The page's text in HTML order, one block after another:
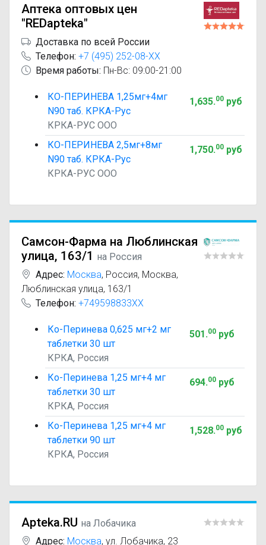
Аптека оптовых цен
"REDapteka"
Доставка по всей России
Телефон: +7 (495) 252-08-XX
Время работы: Пн-Вс: 09:00-21:00
КО-ПЕРИНЕВА 1,25мг+4мг
N90 таб. КРКА-Рус
КРКА-РУС ООО
1,635.00руб
КО-ПЕРИНЕВА 2,5мг+8мг
N90 таб. КРКА-Рус
КРКА-РУС ООО
1,750.00руб
Самсон-Фарма на Люблинская
улица, 163/1 на Россия
Адрес: Москва, Россия, Москва,
Люблинская улица, 163/1
Телефон: +749598833XX
Ко-Перинева 0,625 мг+2 мг
таблетки 30 шт
КРКА, Россия
501.00руб
Ко-Перинева 1,25 мг+4 мг
таблетки 30 шт
КРКА, Россия
694.00руб
Ко-Перинева 1,25 мг+4 мг
таблетки 90 шт
КРКА, Россия
1,528.00руб
Apteka.RU на Лобачика
Адрес: Москва, ул. Лобачика, 23